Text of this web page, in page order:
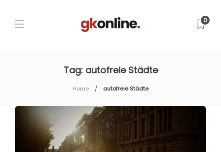
0
Tag: autofreie Städte
Home autofreie Städte